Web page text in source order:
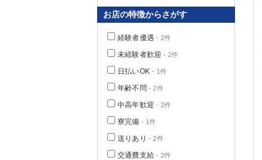
お店の特徴からさがす
経験者優遇 - 2件
未経験者歓迎 - 2件
日払いOK - 1件
年齢不問 - 2件
中高年歓迎 - 2件
寮完備 - 1件
送りあり - 2件
交通費支給 - 2件